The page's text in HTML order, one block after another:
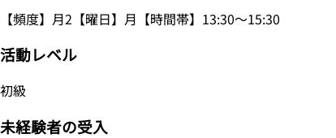
【頻度】月2【曜日】月【時間帯】13:30～15:30
活動レベル
初級
未経験者の受入